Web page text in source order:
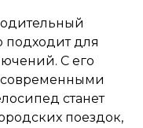
подходит для
С его
станет
поездок,